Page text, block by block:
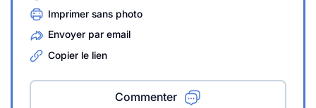
Imprimer sans photo
Envoyer par email
Copier le lien
Commenter